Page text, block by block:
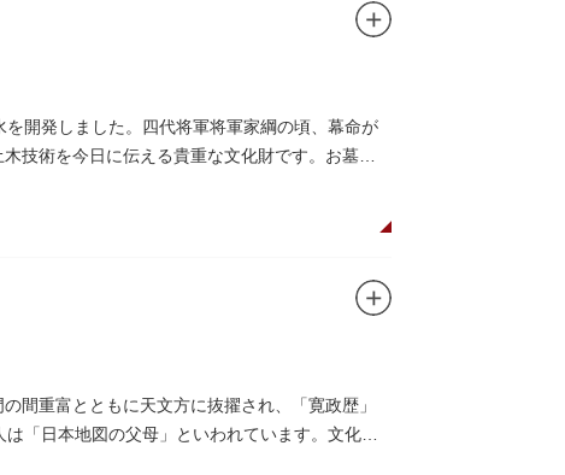
開発しました。四代将軍将軍家綱の頃、幕命が
技術を今日に伝える貴重な文化財です。お墓は
間重富とともに天文方に抜擢され、「寛政歴」
「日本地図の父母」といわれています。文化元